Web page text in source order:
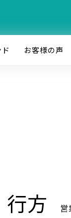
お客様の声
行方 営